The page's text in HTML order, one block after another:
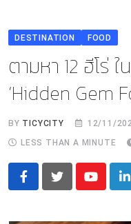
TH
DESTINATION FOOD
ตามหา 12 ฮีโร่ ใ
‘Hidden Gem
BY TICYCITY 12/11/
LESS THAN A MINUTE
Youtube